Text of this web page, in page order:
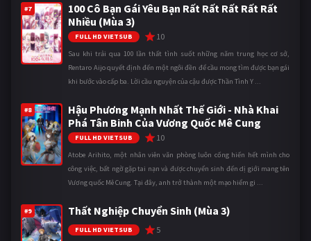
#7
100 Cô Bạn Gái Yêu Bạn Rất Rất Rất Rất Rất
Nhiều (Mùa 3)
FULL HD VIETSUB 10
Sau khi trải qua 100 lần thất tình suốt những năm trung học cơ sở,
Rentaro Aijo quyết định đến một ngôi đền để cầu mong tìm được bạn gái
khi bước vào cấp ba. Lời cầu nguyện của cậu được Thần Tình Y ...
#8
Hậu Phương Mạnh Nhất Thế Giới - Nhà Khai
Phá Tân Binh Của Vương Quốc Mê Cung
FULL HD VIETSUB 10
Atobe Arihito, một nhân viên văn phòng luôn cống hiến hết mình cho
công việc, bất ngờ gặp tai nạn và được chuyển sinh đến dị giới mang tên
Vương quốc Mê Cung. Tại đây, anh trở thành một mạo hiểm gi ...
#9 Thất Nghiệp Chuyển Sinh (Mùa 3)
FULL HD VIETSUB 5